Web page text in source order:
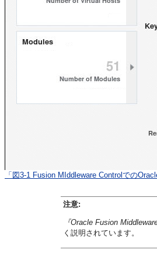
「図3-1 Fusion MIddleware Controlでの
注意:
『Oracle Fusion
く説明されています。